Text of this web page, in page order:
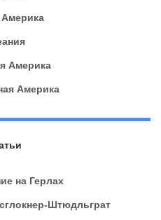
Америка
Америка
на Герлах
Штюдльграт